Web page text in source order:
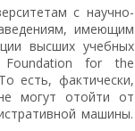
с научно-
имеющим
высших учебных
Foundation for the
есть, фактически,
могут отойти от
машины.